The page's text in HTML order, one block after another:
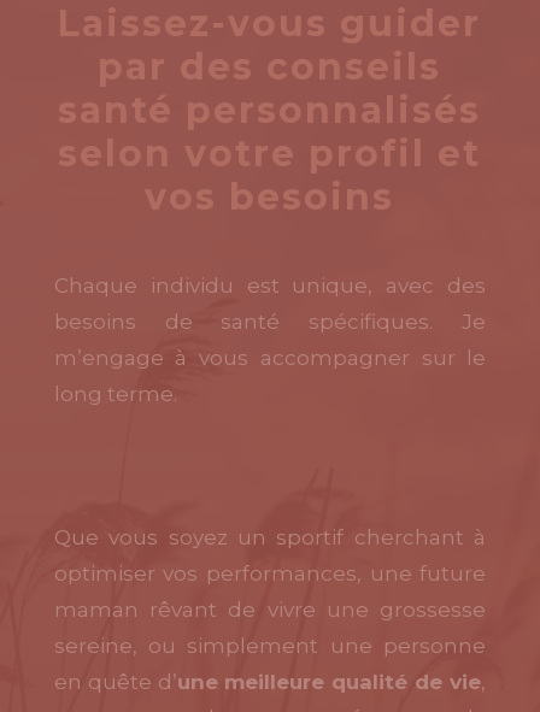
Laissez-vous guider
par des conseils
santé personnalisés
selon votre profil et
vos besoins
Chaque individu est unique, avec des
besoins de santé spécifiques. Je
m’engage à vous accompagner sur le
long terme.
Que vous soyez un sportif cherchant à
optimiser vos performances, une future
maman rêvant de vivre une grossesse
sereine, ou simplement une personne
en quête d’une meilleure qualité de vie,